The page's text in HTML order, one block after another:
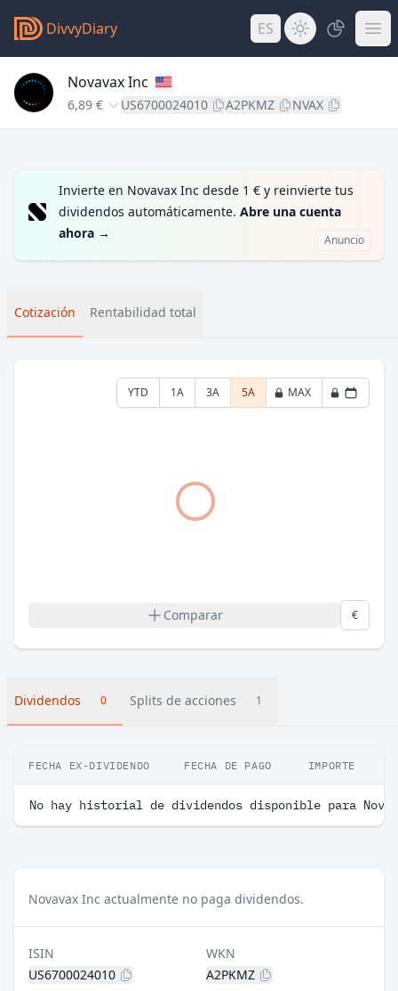
DivvyDiary ES
Novavax Inc
6,89 € US6700024010 A2PKMZ NVAX
Invierte en Novavax Inc desde 1 € y reinvierte tus
dividendos automáticamente. Abre una cuenta
ahora → Anuncio
Cotización Rentabilidad total
YTD 1A 3A 5A MAX
Comparar €
Dividendos 0 Splits de acciones 1
FECHA EX-DIVIDENDO FECHA DE PAGO IMPORTE
No hay historial de dividendos disponible para
Novavax Inc actualmente no paga dividendos.
ISIN
US6700024010
WKN
A2PKMZ